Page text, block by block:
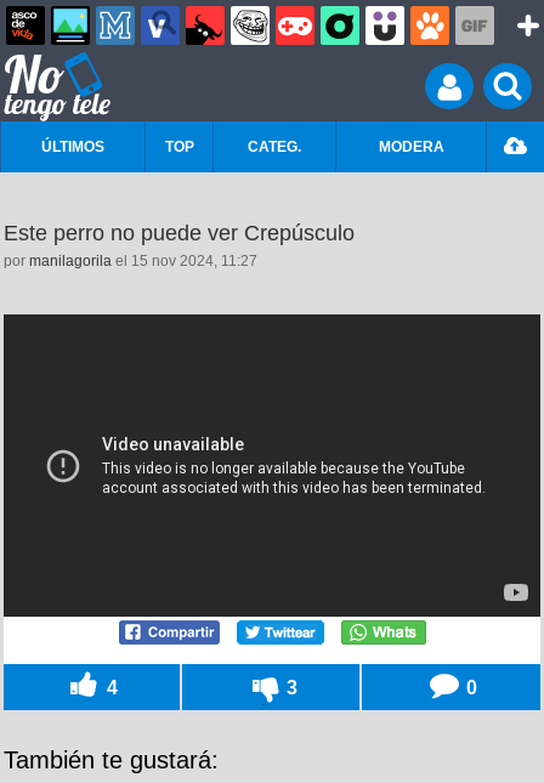
ÚLTIMOS TOP CATEG. MODERA
Este perro no puede ver Crepúsculo
por manilagorila el 15 nov 2024, 11:27
4 3 0
También te gustará: